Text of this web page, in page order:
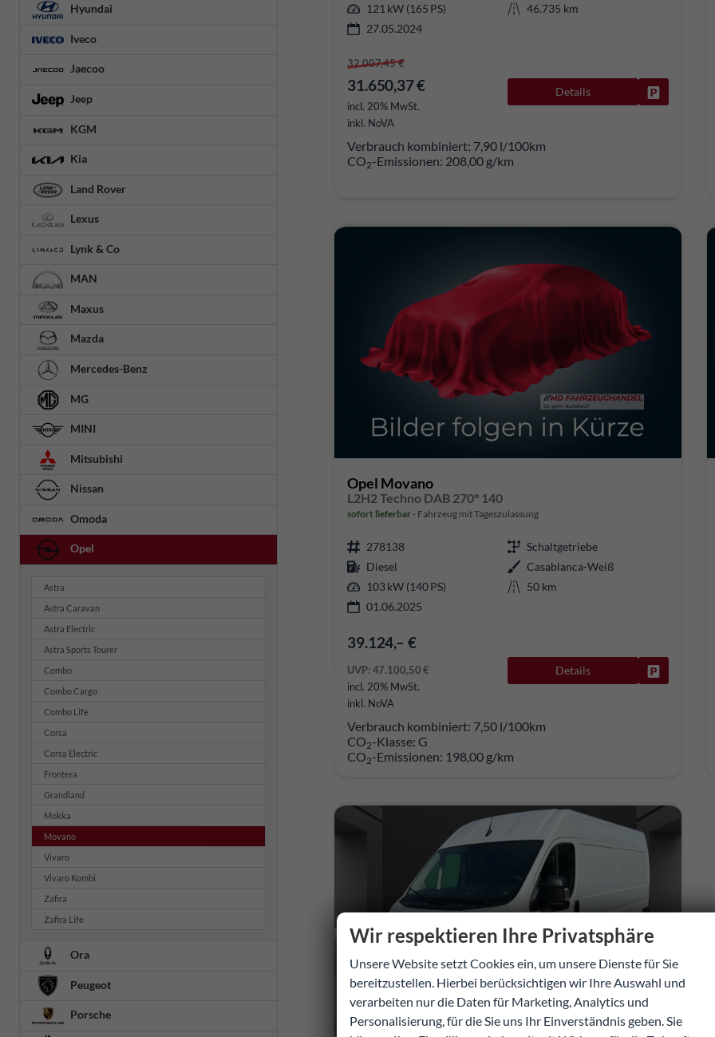
121 kW (165 PS)
46.735 km
27.05.2024
32.007,45 €
31.650,37 €
incl. 20% MwSt.
inkl. NoVA
Details
Verbrauch kombiniert: 7,90 l/100km
CO2-Emissionen: 208,00 g/km
Opel Movano
L2H2 Techno DAB 270° 140
sofort lieferbar Fahrzeug mit Tageszulassung
278138
Schaltgetriebe
Diesel
Casablanca-Weiß
103 kW (140 PS)
50 km
01.06.2025
39.124,– €
UVP:47.100,50 €
incl. 20% MwSt.
inkl. NoVA
Details
Verbrauch kombiniert: 7,50 l/100km
CO2-Klasse: G
CO2-Emissionen: 198,00 g/km
Hyundai
Iveco
Jaecoo
Jeep
KGM
Kia
Land Rover
Lexus
Lynk & Co
MAN
Maxus
Mazda
Mercedes-Benz
MG
MINI
Mitsubishi
Nissan
Omoda
Opel
Astra
Astra Caravan
Astra Electric
Astra Sports Tourer
Combo
Combo Cargo
Combo Life
Corsa
Corsa Electric
Frontera
Grandland
Mokka
Movano
Vivaro
Vivaro Kombi
Zafira
Zafira Life
Ora
Peugeot
Porsche
Wir respektieren Ihre Privatsphäre
Unsere Website setzt Cookies ein, um unsere Dienste für Sie
bereitzustellen. Hierbei berücksichtigen wir Ihre Auswahl und
verarbeiten nur die Daten für Marketing, Analytics und
Personalisierung, für die Sie uns Ihr Einverständnis geben. Sie